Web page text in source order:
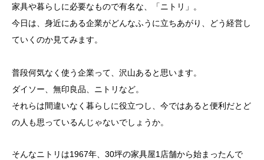
家具や暮らしに必要なもので有名な、「ニトリ」。
今日は、身近にある企業がどんなふうに立ちあがり、どう経営し
ていくのか見てみます。
普段何気なく使う企業って、沢山あると思います。
ダイソー、無印良品、ニトリなど。
それらは間違いなく暮らしに役立つし、今ではあると便利だとど
の人も思っているんじゃないでしょうか。
そんなニトリは1967年、30坪の家具屋1店舗から始まったんで